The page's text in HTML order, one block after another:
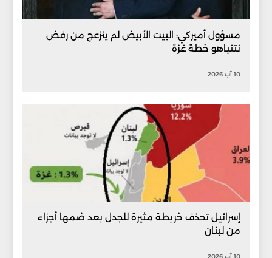
مسؤول أميركي: البيت الأبيض لم ينزعج من رفض
نتنياهو خطة غزة
10 آب 2026
إسرائيل تحذف خريطة مثيرة للجدل بعد ضمها أجزاء
من لبنان
10 آب 2026